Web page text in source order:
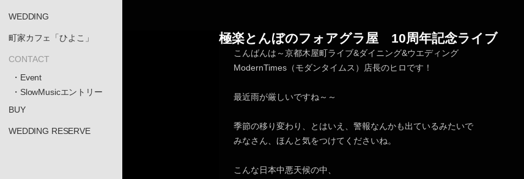
WEDDING
町家カフェ「ひよこ」
CONTACT
・Event
・SlowMusicエントリー
BUY
WEDDING RESERVE
極楽とんぼのフォアグラ屋 10周年記念ライブ
こんばんは～京都木屋町ライブ&ダイニング&ウエディング
ModernTimes（モダンタイムス）店長のヒロです！
最近雨が厳しいですね～～
季節の移り変わり、とはいえ、警報なんかも出ているみたいで
みなさん、ほんと気をつけてくださいね。
こんな日本中悪天候の中、